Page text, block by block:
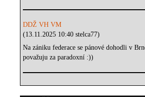
DDŽ VH VM
(13.11.2025 10:40 stelca77)
Na zániku federace se pánové dohodli v
považuju za paradoxní :))